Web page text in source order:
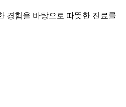
경험을 바탕으로 따뜻한 진료를